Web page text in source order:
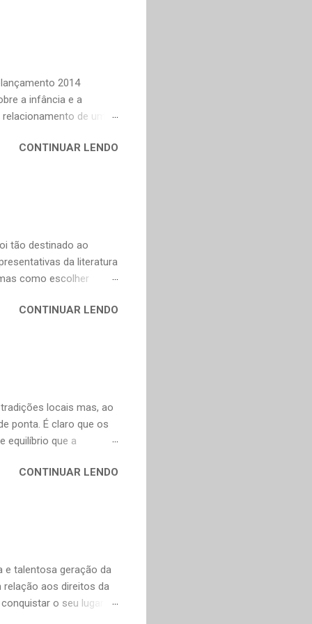
autores de fora,
Carlos
Fernando
2014
a infância e a
de um
saudade de uma época
todas as vontades
pedir uma coisa o
valorizar. — Bom,
CONTINUAR LENDO
tão destinado ao
da literatura
como escolher
De qualquer forma,
Não poderia faltar um
russa e também para o
de tradução direta do
CONTINUAR LENDO
locais mas, ao
ponta. É claro que os
equilíbrio que a
o que explica o
a Murakami. Alguns
obras fascinantes em
CONTINUAR LENDO
e talentosa geração da
aos direitos da
o seu lugar e